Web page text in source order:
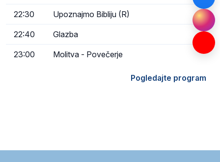
22:30 Upoznajmo Bibliju (R)
22:40 Glazba
23:00 Molitva - Povečerje
Pogledajte program